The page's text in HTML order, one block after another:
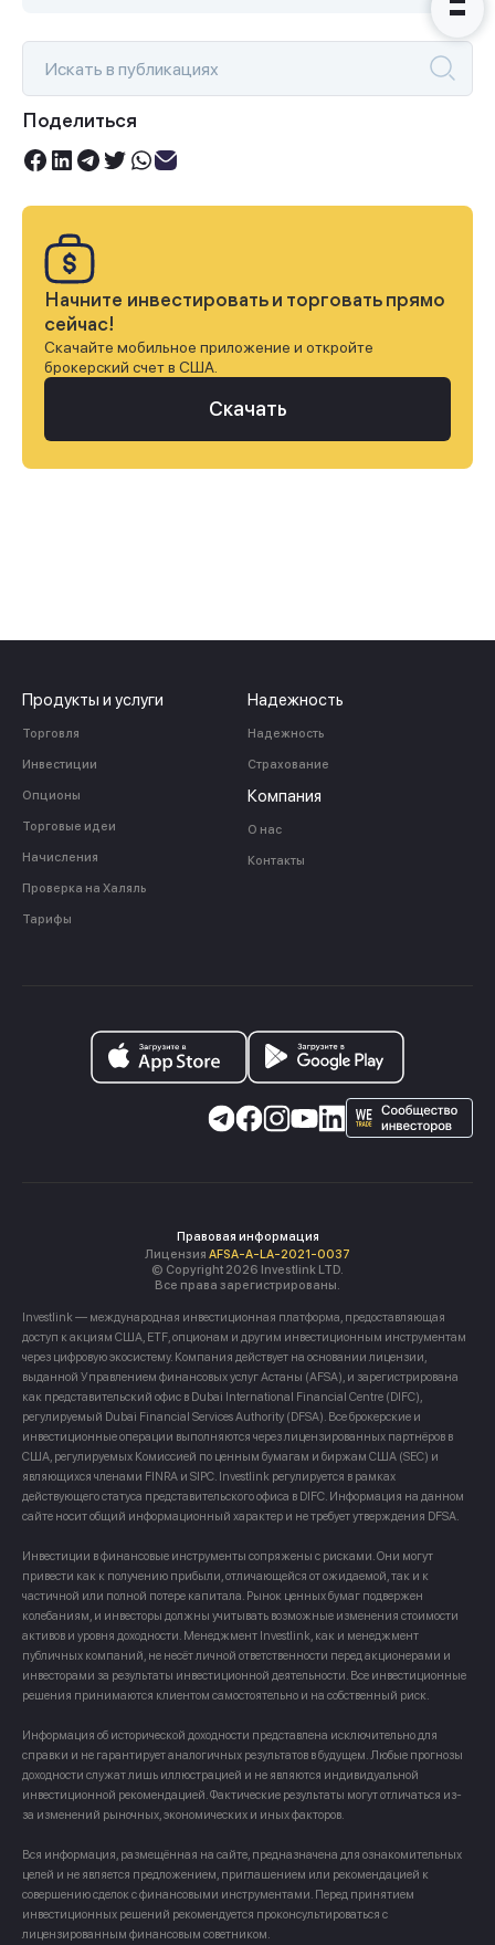
Поделиться
Начните инвестировать и торговать прямо
сейчас!
Скачайте мобильное приложение и откройте
брокерский счет в США.
Скачать
Продукты и услуги
Торговля
Инвестиции
Опционы
Торговые идеи
Начисления
Проверка на Халяль
Тарифы
Надежность
Надежность
Страхование
Компания
О нас
Контакты
Правовая информация
Лицензия AFSA-A-LA-2021-0037
© Copyright 2026 Investlink LTD.
Все права зарегистрированы.
Investlink — международная инвестиционная платформа, предоставляющая
доступ к акциям США, ETF, опционам и другим инвестиционным инструментам
через цифровую экосистему. Компания действует на основании лицензии,
выданной Управлением финансовых услуг Астаны (AFSA), и зарегистрирована
как представительский офис в Dubai International Financial Centre (DIFC),
регулируемый Dubai Financial Services Authority (DFSA). Все брокерские и
инвестиционные операции выполняются через лицензированных партнёров в
США, регулируемых Комиссией по ценным бумагам и биржам США (SEC) и
являющихся членами FINRA и SIPC. Investlink регулируется в рамках
действующего статуса представительского офиса в DIFC. Информация на данном
сайте носит общий информационный характер и не требует утверждения DFSA.
Инвестиции в финансовые инструменты сопряжены с рисками. Они могут
привести как к получению прибыли, отличающейся от ожидаемой, так и к
частичной или полной потере капитала. Рынок ценных бумаг подвержен
колебаниям, и инвесторы должны учитывать возможные изменения стоимости
активов и уровня доходности. Менеджмент Investlink, как и менеджмент
публичных компаний, не несёт личной ответственности перед акционерами и
инвесторами за результаты инвестиционной деятельности. Все инвестиционные
решения принимаются клиентом самостоятельно и на собственный риск.
Информация об исторической доходности представлена исключительно для
справки и не гарантирует аналогичных результатов в будущем. Любые прогнозы
доходности служат лишь иллюстрацией и не являются индивидуальной
инвестиционной рекомендацией. Фактические результаты могут отличаться из-
за изменений рыночных, экономических и иных факторов.
Вся информация, размещённая на сайте, предназначена для ознакомительных
целей и не является предложением, приглашением или рекомендацией к
совершению сделок с финансовыми инструментами. Перед принятием
инвестиционных решений рекомендуется проконсультироваться с
лицензированным финансовым советником.